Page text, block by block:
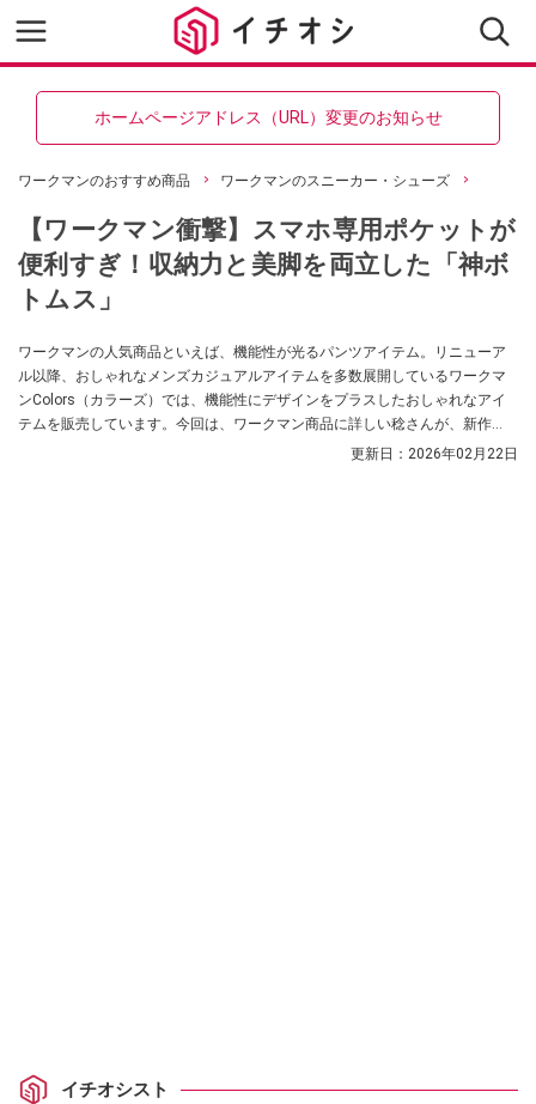
ホームページアドレス（URL）変更のお知らせ
ワークマンのおすすめ商品 ワークマンのスニーカー・シューズ
【ワークマン衝撃】スマホ専用ポケットが
便利すぎ！収納力と美脚を両立した「神ボ
トムス」
ワークマンの人気商品といえば、機能性が光るパンツアイテム。リニューア
ル以降、おしゃれなメンズカジュアルアイテムを多数展開しているワークマ
ンColors（カラーズ）では、機能性にデザインをプラスしたおしゃれなアイ
テムを販売しています。今回は、ワークマン商品に詳しい稔さんが、新作
「ストレッチペインターパンツ」を紹介してくれました。気になる方はぜひ
更新日： 2026年02月22日
イチオシスト